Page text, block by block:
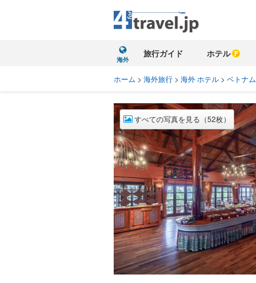
海外
旅行ガイド ホテル
ホーム > 海外旅行 > 海外 ホテル > ベトナム
すべての写真を見る（52枚）